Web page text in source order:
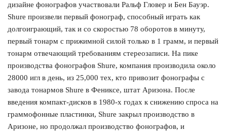
дизайне фонографов участвовали Ральф Гловер и Бен Бауэр.
Shure произвели первый фонограф, способный играть как
долгоиграющий, так и со скоростью 78 оборотов в минуту,
первый тонарм с прижимной силой только в 1 грамм, и первый
тонарм отвечающий требованиям стереозаписи. На пике
производства фонографов Shure, компания производила около
28000 игл в день, из 25,000 тех, кто привозит фонографы с
завода тонармов Shure в Фениксе, штат Аризона. После
введения компакт-дисков в 1980-х годах к снижению спроса на
граммофонные пластинки, Shure закрыл производство в
Аризоне, но продолжал производство фонографов, и